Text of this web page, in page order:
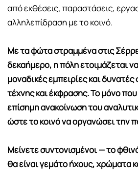
από εκθέσεις, παραστάσεις,
αλληλεπίδραση με το κοινό.
Με τα φώτα στραμμένα στις
δεκαήμερο, η πόλη ετοιμάζεται
μοναδικές εμπειρίες και δυνατές
τέχνης και έκφρασης. Το μόνο που
επίσημη ανακοίνωση του
ώστε το κοινό να οργανώσει την
Μείνετε συντονισμένοι — το
θα είναι γεμάτο ήχους, χρώματα